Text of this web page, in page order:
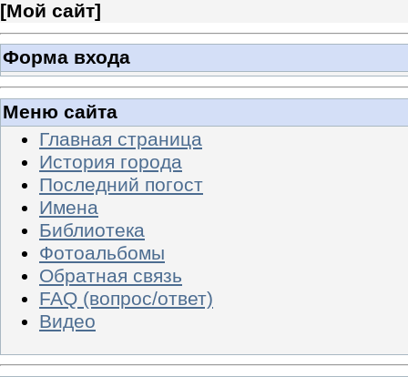
[Мой сайт]
Форма входа
Меню сайта
Главная страница
История города
Последний погост
Имена
Библиотека
Фотоальбомы
Обратная связь
FAQ (вопрос/ответ)
Видео